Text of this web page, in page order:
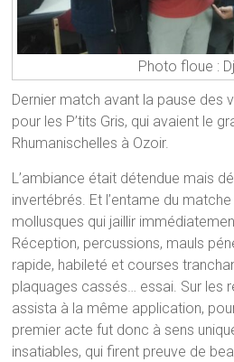
Photo floue :
Dernier match avant la pause des
pour les P’tits Gris, qui avaient le
Rhumanischelles à Ozoir.
L’ambiance était détendue mais
invertébrés. Et l’entame du
mollusques qui jaillir
Réception, percussions, mauls
rapide, habileté et courses
plaquages cassés… essai. Sur les
assista à la même application,
premier acte fut donc à sens
insatiables, qui firent preuve de